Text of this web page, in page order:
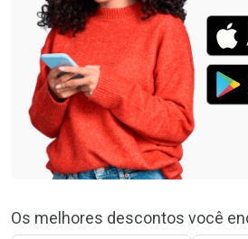
Os melhores descontos você